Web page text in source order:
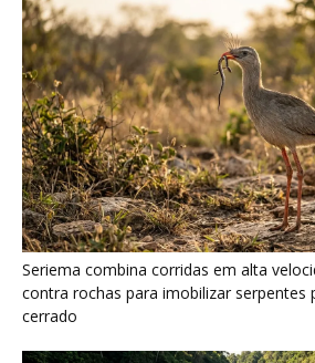
Seriema combina corridas em alta
contra rochas para imobilizar serpentes
cerrado